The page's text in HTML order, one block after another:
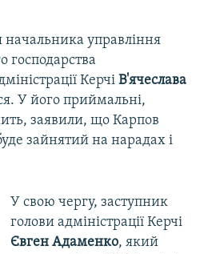
управління
господарства
Керчі В'ячеслава
У його приймальні,
заявили, що Карпов
зайнятий на нарадах і
У свою чергу, заступник
голови адміністрації Керчі
Євген Адаменко, який